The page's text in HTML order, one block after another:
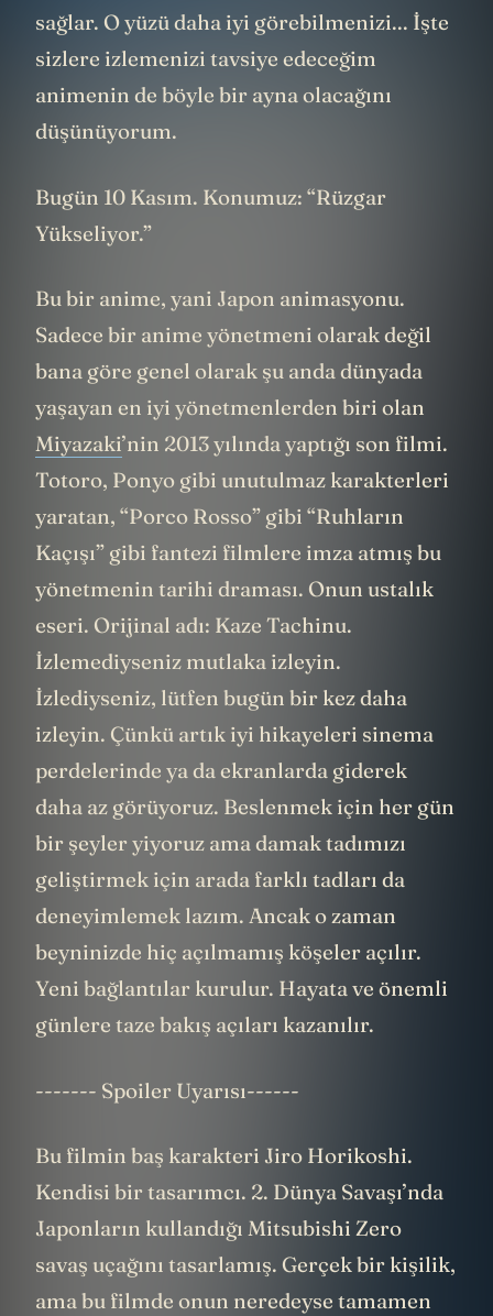
sağlar. O yüzü daha iyi görebilmenizi... İşte
sizlere izlemenizi tavsiye edeceğim
animenin de böyle bir ayna olacağını
düşünüyorum.
Bugün 10 Kasım. Konumuz: “Rüzgar
Yükseliyor.”
Bu bir anime, yani Japon animasyonu.
Sadece bir anime yönetmeni olarak değil
bana göre genel olarak şu anda dünyada
yaşayan en iyi yönetmenlerden biri olan
Miyazaki’nin 2013 yılında yaptığı son filmi.
Totoro, Ponyo gibi unutulmaz karakterleri
yaratan, “Porco Rosso” gibi “Ruhların
Kaçışı” gibi fantezi filmlere imza atmış bu
yönetmenin tarihi draması. Onun ustalık
eseri. Orijinal adı: Kaze Tachinu.
İzlemediyseniz mutlaka izleyin.
İzlediyseniz, lütfen bugün bir kez daha
izleyin. Çünkü artık iyi hikayeleri sinema
perdelerinde ya da ekranlarda giderek
daha az görüyoruz. Beslenmek için her gün
bir şeyler yiyoruz ama damak tadımızı
geliştirmek için arada farklı tadları da
deneyimlemek lazım. Ancak o zaman
beyninizde hiç açılmamış köşeler açılır.
Yeni bağlantılar kurulur. Hayata ve önemli
günlere taze bakış açıları kazanılır.
------- Spoiler Uyarısı------
Bu filmin baş karakteri Jiro Horikoshi.
Kendisi bir tasarımcı. 2. Dünya Savaşı’nda
Japonların kullandığı Mitsubishi Zero
savaş uçağını tasarlamış. Gerçek bir kişilik,
ama bu filmde onun neredeyse tamamen